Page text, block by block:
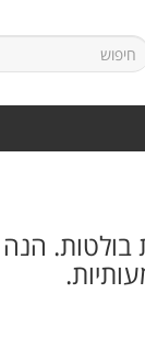
בולטות. הנה